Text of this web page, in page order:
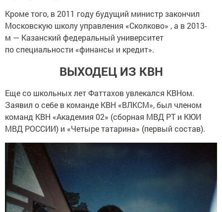
Кроме того, в 2011 году будущий министр закончил
Московскую школу управления «Сколково» , а в 2013-
м — Казанский федеральный университет
по специальности «финансы и кредит».
ВЫХОДЕЦ ИЗ КВН
Еще со школьных лет Фаттахов увлекался КВНом.
Заявил о себе в команде КВН «ВЛКСМ», был членом
команд КВН «Академия 02» (сборная МВД РТ и КЮИ
МВД РОССИИ) и «Четыре татарина» (первый состав).